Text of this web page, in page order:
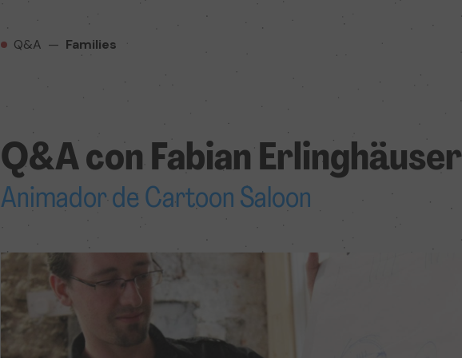
Q&A — Families
Q&A con Fabian Erlinghäuser
Animador de Cartoon Saloon